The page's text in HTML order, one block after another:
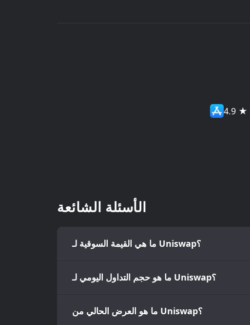
الأسئلة الشائعة
ما هي القيمة السوقية لـ Uniswap؟
ما هو حجم التداول اليومي لـ Uniswap؟
ما هو العرض الحالي من Uniswap؟